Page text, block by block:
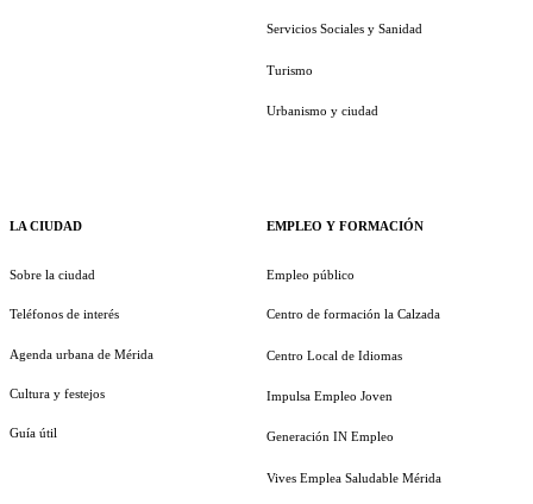
LA CIUDAD
Sobre la ciudad
Teléfonos de interés
Agenda urbana de Mérida
Cultura y festejos
Guía útil
Servicios Sociales y Sanidad
Turismo
Urbanismo y ciudad
EMPLEO Y FORMACIÓN
Empleo público
Centro de formación la Calzada
Centro Local de Idiomas
Impulsa Empleo Joven
Generación IN Empleo
Vives Emplea Saludable Mérida